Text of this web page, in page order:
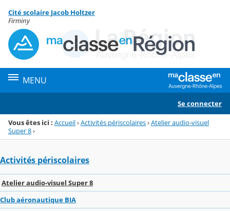
Menu de la rubrique
Contenu
Cité scolaire Jacob Holtzer
Firminy
MENU
Se connecter
Vous êtes ici : Accueil›Activités périscolaires›Atelier audio-visuel
Super 8›
Activités périscolaires
Atelier audio-visuel Super 8
Club aéronautique BIA